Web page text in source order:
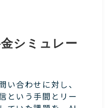
シミュレー
い合わせに対し、
という手間とリー